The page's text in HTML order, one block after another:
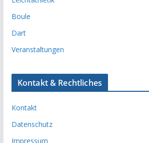
Boule
Dart
Veranstaltungen
Kontakt & Rechtliches
Kontakt
Datenschutz
Impressum